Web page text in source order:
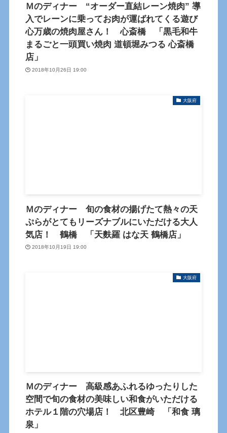
Ｍのディナー “オーダー直結レーン焼肉” 導
入でレーンに乗ってお肉が運ばれてくる遊び
心万歳の焼肉屋さん！ 心斎橋 「黒毛和牛
まるごと一頭買い焼肉 道頓堀みつる 心斎橋
店」
2018年10月26日 19:00
大阪府
Ｍのディナー 旬の食材の揚げたて熱々の天
ぷらがとてもリーズナブルにいただける大人
気店！ 鶴橋 「天麩羅 はな天 鶴橋店」
2018年10月19日 19:00
大阪府
Ｍのディナー 高級感あふれるゆったりした
空間で旬の食材の美味しい和食がいただける
ホテル１階の穴場店！ 北区豊崎 「和食 璃
泉」